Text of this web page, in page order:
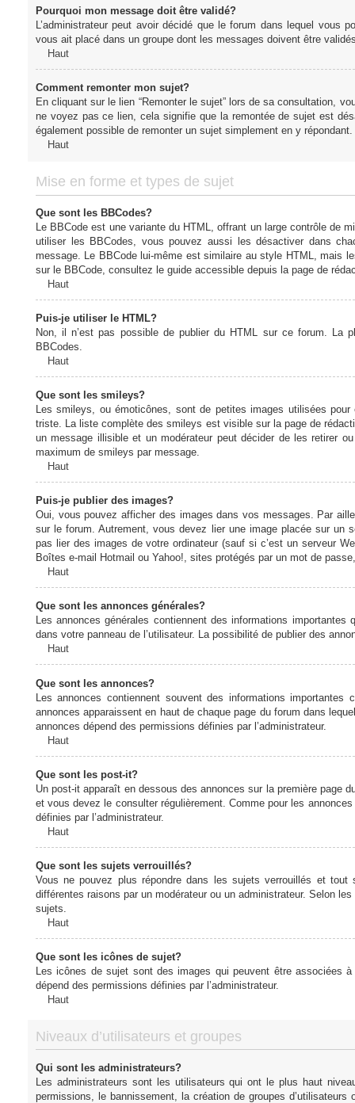
Pourquoi mon message doit être validé?
L’administrateur peut avoir décidé que le forum dans lequel vous
vous ait placé dans un groupe dont les messages doivent être
Haut
Comment remonter mon sujet?
En cliquant sur le lien “Remonter le sujet” lors de sa consultation,
ne voyez pas ce lien, cela signifie que la remontée de sujet est
également possible de remonter un sujet simplement en y
Haut
Mise en forme et types de sujet
Que sont les BBCodes?
Le BBCode est une variante du HTML, offrant un large contrôle de
utiliser les BBCodes, vous pouvez aussi les désactiver dans
message. Le BBCode lui-même est similaire au style HTML, mais
sur le BBCode, consultez le guide accessible depuis la page de
Haut
Puis-je utiliser le HTML?
Non, il n’est pas possible de publier du HTML sur ce forum. La
BBCodes.
Haut
Que sont les smileys?
Les smileys, ou émoticônes, sont de petites images utilisées
triste. La liste complète des smileys est visible sur la page de
un message illisible et un modérateur peut décider de les retirer
maximum de smileys par message.
Haut
Puis-je publier des images?
Oui, vous pouvez afficher des images dans vos messages. Par
sur le forum. Autrement, vous devez lier une image placée sur un
pas lier des images de votre ordinateur (sauf si c’est un serveur
Boîtes e-mail Hotmail ou Yahoo!, sites protégés par un mot de
Haut
Que sont les annonces générales?
Les annonces générales contiennent des informations
dans votre panneau de l’utilisateur. La possibilité de publier des
Haut
Que sont les annonces?
Les annonces contiennent souvent des informations
annonces apparaissent en haut de chaque page du forum dans
annonces dépend des permissions définies par l’administrateur.
Haut
Que sont les post-it?
Un post-it apparaît en dessous des annonces sur la première page
et vous devez le consulter régulièrement. Comme pour les
définies par l’administrateur.
Haut
Que sont les sujets verrouillés?
Vous ne pouvez plus répondre dans les sujets verrouillés et
différentes raisons par un modérateur ou un administrateur. Selon
sujets.
Haut
Que sont les icônes de sujet?
Les icônes de sujet sont des images qui peuvent être associées
dépend des permissions définies par l’administrateur.
Haut
Niveaux d’utilisateurs et groupes
Qui sont les administrateurs?
Les administrateurs sont les utilisateurs qui ont le plus haut
permissions, le bannissement, la création de groupes